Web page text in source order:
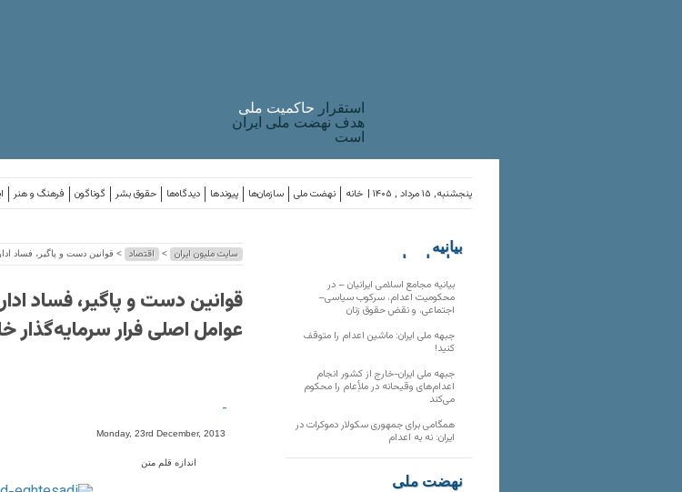
استقرار حاکميت ملی
هدف نهضت ملی ایران
است
فرهنگ و هنر گوناگون حقوق بشر دیدگاه‌ها پیوندها سازمان‌ها نهضت ملی خانه پنجشنبه, ۱۵ مرداد , ۱۴۰۵ |
سایت ملیون ایران > اقتصاد > قوانین دست و پاگیر، فساد
قوانین دست و پاگیر، فساد
عوامل اصلی فرار سرمایه‌گذار
-
Monday, 23rd December, 2013
اندازه قلم متن
بیانیه
سازمان‌های
بیانیه مجامع اسلامی ایرانیان – در
محکومیت اعدام، سرکوب سیاسی–
اجتماعی، و نقض حقوق زنان
جبهه ملی ایران: ماشین اعدام را متوقف
کنید!
جبهه ملی ایران-خارج از کشور انجام
اعدام‌های وقیحانه در ملأِعام را محکوم
می‌کند
همگامی برای جمهوری سکولار دموکرات در
ایران: نه به اعدام
نهضت ملی